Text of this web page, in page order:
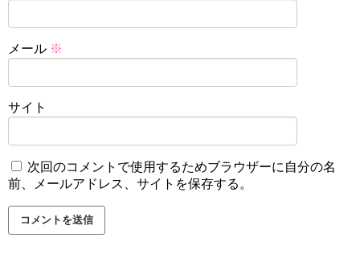
メール ※
サイト
次回のコメントで使用するためブラウザーに自分の名
前、メールアドレス、サイトを保存する。